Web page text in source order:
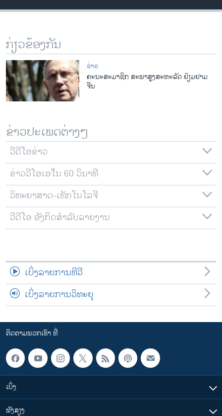
ພາສາອັງກິດ
ສຽງ
ລາຍການກະຈາຍສຽງ
ລາຍງານ
ຕິດຕາມພວກເຮົາ ທີ່
ພາສາຕ່າງໆ
ກ່ຽວຂ້ອງກັນ
ຂ່າວ
ຄະນະສະມາຊິກ ສະພາສູງສະຫະລັດ ຢ້ຽມຢາມ
ຈີນ
ຂ່າວປະເພດຕ່າງໆ
ວີດີໂອຂ່າວ
ຂ່າວວີໂອເອໃນ 60 ວິນາທີ
ວິທະຍາສາດ-ເທັກໂນໂລຈີ
ວີດີໂອ ອັງກິດສຳລັບລາຍງານ
ເບິ່ງລາຍການທີວີ
ເບິ່ງລາຍການວິທະຍຸ
ຕິດຕາມພວກເຮົາ ທີ່
ເບິ່ງ
ຟັງສຽງ